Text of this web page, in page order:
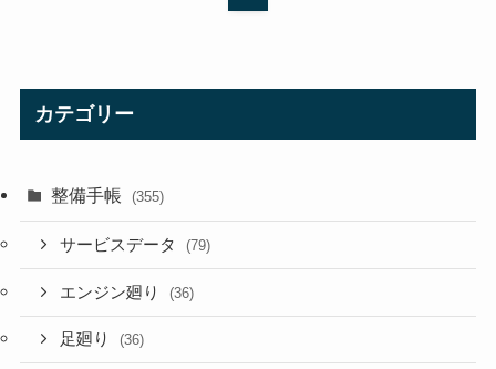
カテゴリー
整備手帳 (355)
サービスデータ (79)
エンジン廻り (36)
足廻り (36)